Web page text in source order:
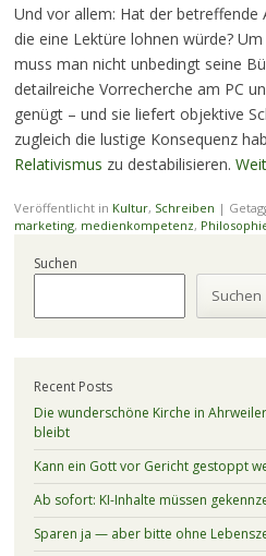
Und vor allem: Hat der betreffende
die eine Lektüre lohnen würde?
muss man nicht unbedingt seine
detailreiche Vorrecherche am PC
genügt – und sie liefert objektive
zugleich die lustige Konsequenz
Relativismus zu destabilisieren.
Veröffentlicht in Kultur, Schreiben |
marketing, medienkompetenz,
Suchen
Suchen
Recent Posts
Die wunderschöne Kirche in
bleibt
Kann ein Gott vor Gericht gestoppt
Ab sofort: KI-Inhalte müssen
Sparen ja — aber bitte ohne